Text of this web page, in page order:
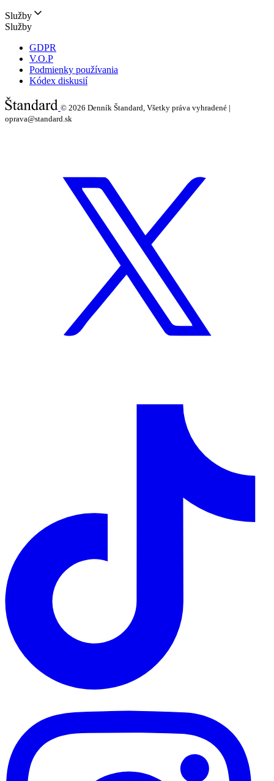
Služby
Služby
GDPR
V.O.P
Podmienky používania
Kódex diskusií
© 2026 Denník Štandard, Všetky práva vyhradené |
oprava@standard.sk